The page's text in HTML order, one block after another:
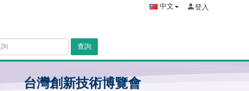
中文 登入
查詢
台灣創新技術博覽會